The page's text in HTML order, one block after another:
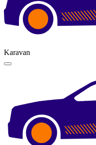
Karavan